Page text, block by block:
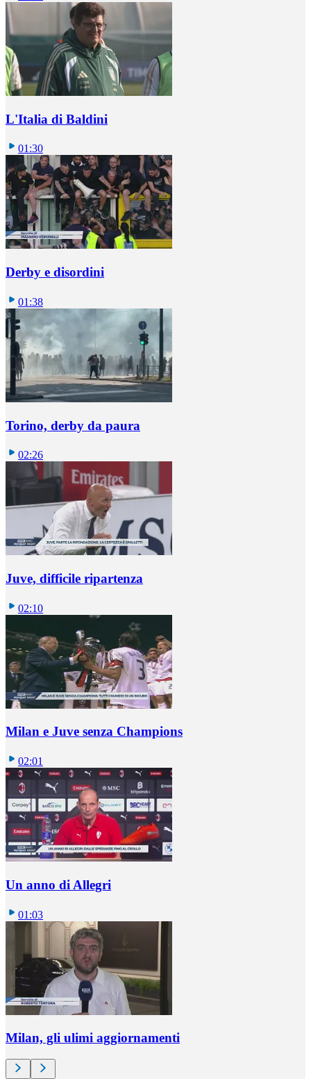
L'Italia di Baldini
01:30
Derby e disordini
01:38
Torino, derby da paura
02:26
Juve, difficile ripartenza
02:10
Milan e Juve senza Champions
02:01
Un anno di Allegri
01:03
Milan, gli ulimi aggiornamenti